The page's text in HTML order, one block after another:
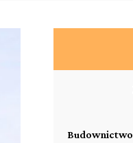
Budownictwo